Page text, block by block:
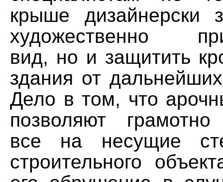
крыше дизайнерски
художественно
вид, но и защитить
здания от
Дело в том, что
позволяют грамотно
все на несущие
строительного